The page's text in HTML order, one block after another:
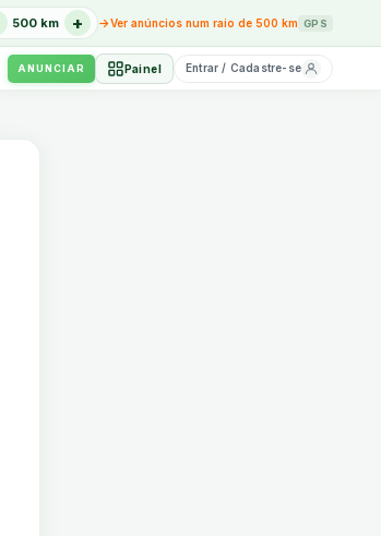
500 km + →Ver anúncios num raio de 500 km GPS
ANUNCIAR Painel Entrar / Cadastre-se